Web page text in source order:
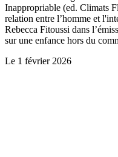
Inappropriable (ed. Climats
relation entre l’homme et
Rebecca Fitoussi dans
sur une enfance hors du
Le 1 février 2026